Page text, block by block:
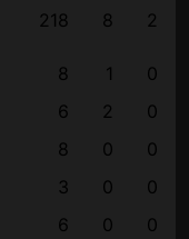
218 8 2
8 1
0
6 2
0
8 0
0
3 0
0
6 0 0